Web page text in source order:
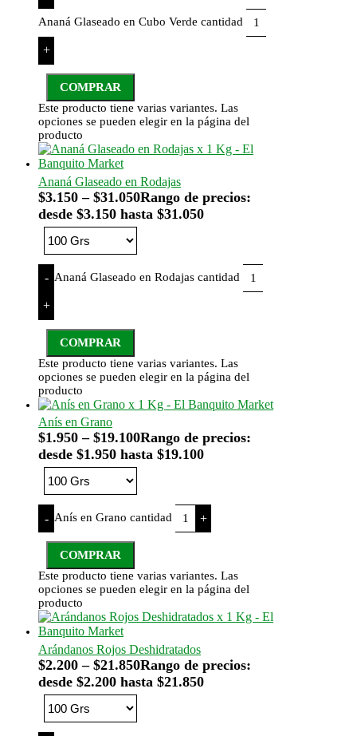
Ananá Glaseado en Cubo Verde cantidad
+
COMPRAR
Este producto tiene varias variantes. Las
opciones se pueden elegir en la página del
producto
Ananá Glaseado en Rodajas
$3.150 – $31.050Rango de precios:
desde $3.150 hasta $31.050
- Ananá Glaseado en Rodajas cantidad
+
COMPRAR
Este producto tiene varias variantes. Las
opciones se pueden elegir en la página del
producto
Anís en Grano
$1.950 – $19.100Rango de precios:
desde $1.950 hasta $19.100
- Anís en Grano cantidad +
COMPRAR
Este producto tiene varias variantes. Las
opciones se pueden elegir en la página del
producto
Arándanos Rojos Deshidratados
$2.200 – $21.850Rango de precios:
desde $2.200 hasta $21.850